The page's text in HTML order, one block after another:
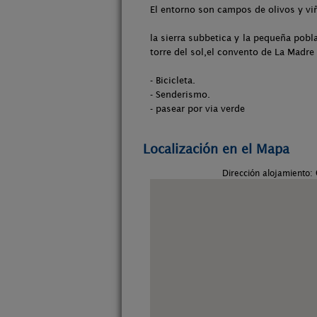
El entorno son campos de olivos y
la sierra subbetica y la pequeña
torre del sol,el convento de La
- Bicicleta.
- Senderismo.
- pasear por via verde
Localización en el Mapa
Dirección alojamiento: